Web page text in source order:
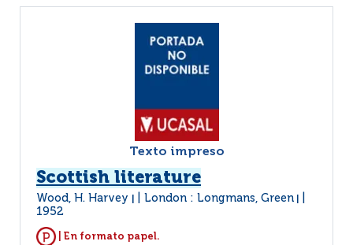
Texto impreso
Scottish literature
Wood, H. Harvey London : Longmans, Green
1952
| En formato papel.